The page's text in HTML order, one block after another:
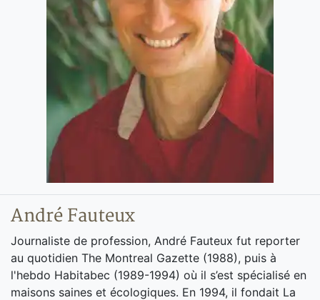
André Fauteux
Journaliste de profession, André Fauteux fut reporter
au quotidien The Montreal Gazette (1988), puis à
l'hebdo Habitabec (1989-1994) où il s’est spécialisé en
maisons saines et écologiques. En 1994, il fondait La